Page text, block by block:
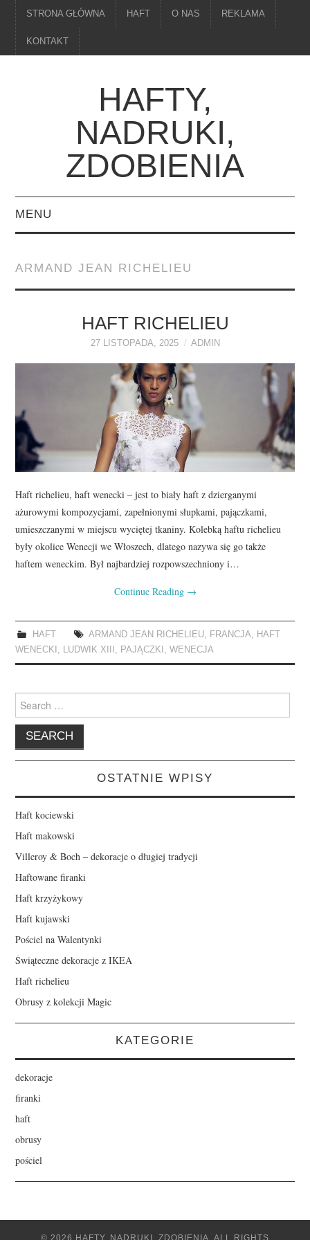
STRONA GŁÓWNA HAFT O NAS REKLAMA
KONTAKT
HAFTY,
NADRUKI,
ZDOBIENIA
MENU
ARMAND JEAN RICHELIEU
HAFT RICHELIEU
27 LISTOPADA, 2025 ADMIN
Haft richelieu, haft wenecki – jest to biały haft z dzierganymi
ażurowymi kompozycjami, zapełnionymi słupkami, pajączkami,
umieszczanymi w miejscu wyciętej tkaniny. Kolebką haftu richelieu
były okolice Wenecji we Włoszech, dlatego nazywa się go także
haftem weneckim. Był najbardziej rozpowszechniony i…
Continue Reading →
HAFT ARMAND JEAN RICHELIEU, FRANCJA, HAFT
WENECKI , LUDWIK XIII , PAJĄCZKI ,WENECJA
Search
for:
OSTATNIE WPISY
Haft kociewski
Haft makowski
Villeroy & Boch – dekoracje o długiej tradycji
Haftowane firanki
Haft krzyżykowy
Haft kujawski
Pościel na Walentynki
Świąteczne dekoracje z IKEA
Haft richelieu
Obrusy z kolekcji Magic
KATEGORIE
dekoracje
firanki
haft
obrusy
pościel
© 2026 HAFTY, NADRUKI, ZDOBIENIA. ALL RIGHTS